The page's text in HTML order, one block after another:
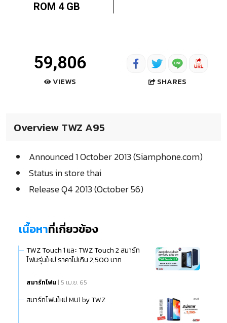
ROM 4 GB
59,806
VIEWS SHARES
Overview TWZ A95
Announced 1 October 2013 (Siamphone.com)
Status in store thai
Release Q4 2013 (October 56)
เนื้อหาที่เกี่ยวข้อง
TWZ Touch 1 และ TWZ Touch 2 สมาร์ท
โฟนรุ่นใหม่ ราคาไม่เกิน 2,500 บาท
สมาร์ทโฟน | 5 เม.ย. 65
สมาร์ทโฟนใหม่ MU1 by TWZ